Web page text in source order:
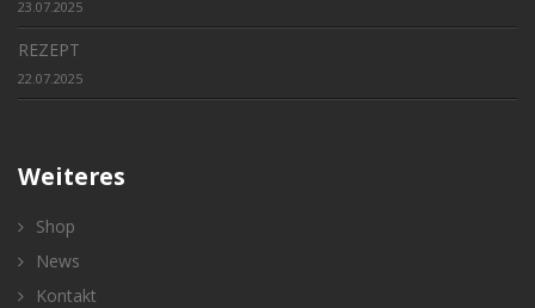
23.07.2025
REZEPT
22.07.2025
Weiteres
Shop
News
Kontakt